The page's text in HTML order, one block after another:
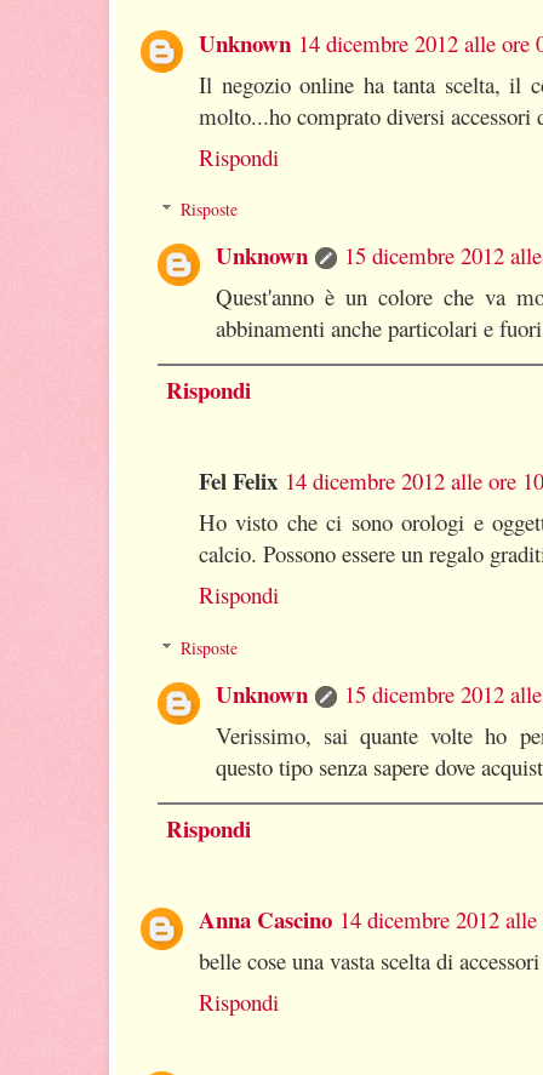
Unknown 14 dicembre 2012 alle ore
Il negozio online ha tanta scelta, il
molto...ho comprato diversi accessori
Rispondi
Risposte
Unknown
15 dicembre 2012
Quest'anno è un colore che va
abbinamenti anche particolari e
Rispondi
Fel Felix 14 dicembre 2012 alle ore
Ho visto che ci sono orologi e
calcio. Possono essere un regalo
Rispondi
Risposte
Unknown
15 dicembre 2012
Verissimo, sai quante volte ho
questo tipo senza sapere dove
Rispondi
Anna Cascino 14 dicembre 2012
belle cose una vasta scelta di accessori
Rispondi